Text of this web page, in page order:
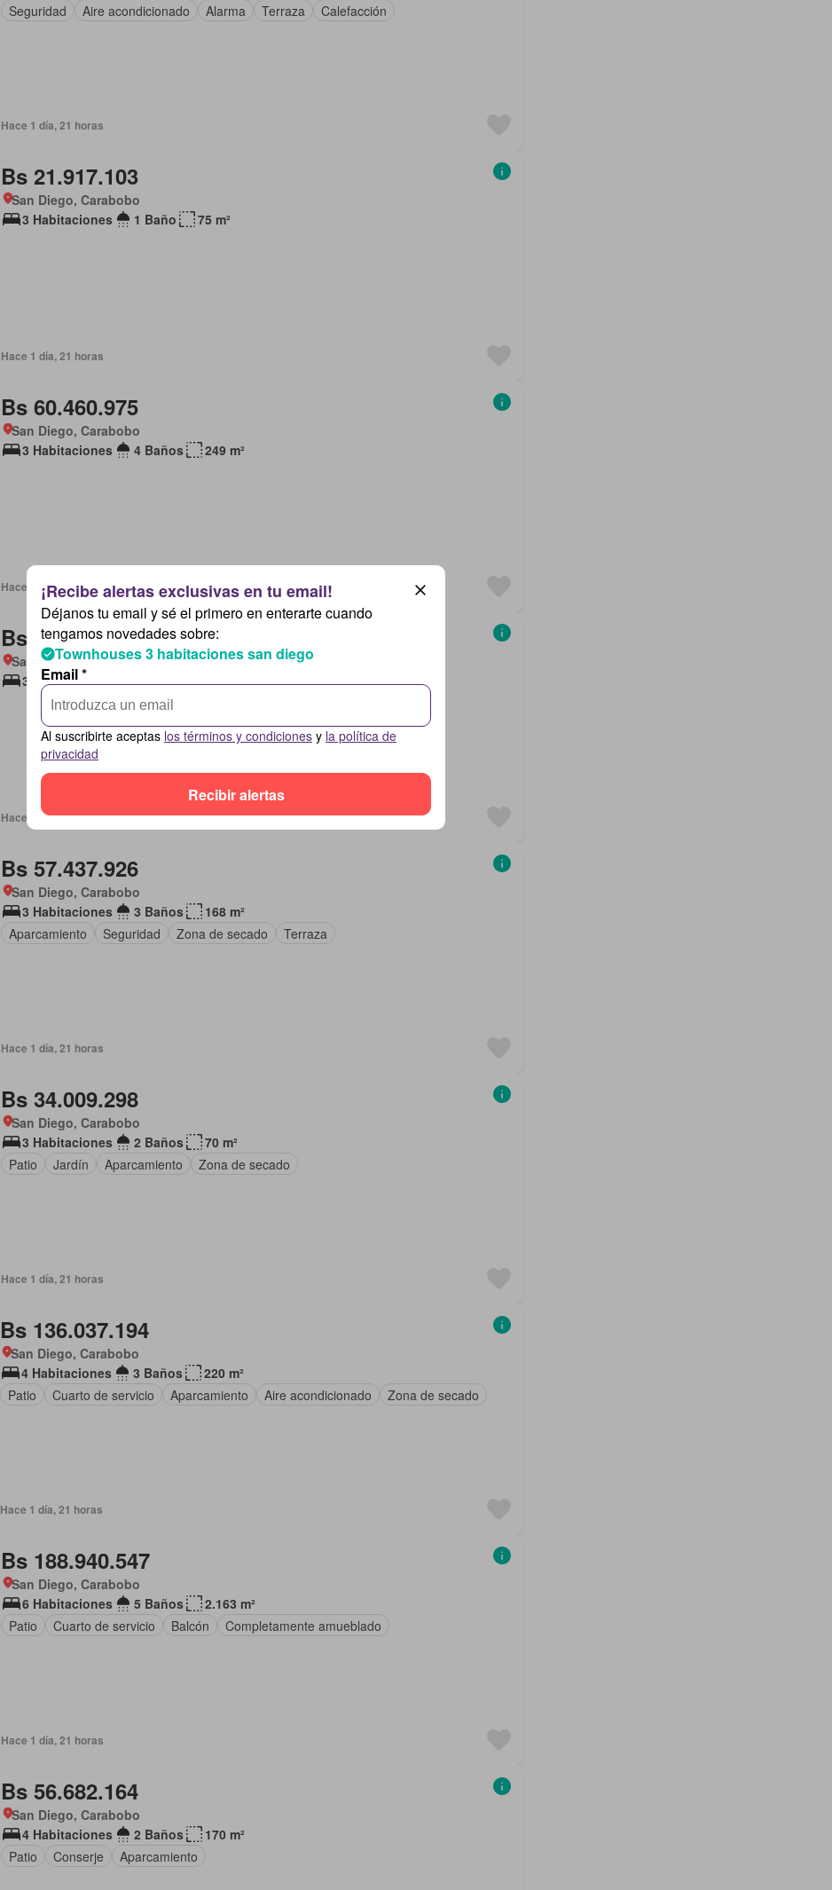
Seguridad
Aire acondicionado Alarma Terraza Calefacción
Hace 1 día, 21 horas
Bs 21.917.103
San Diego, Carabobo
3 Habitaciones
1 Baño 75 m²
Hace 1 día, 21 horas
Bs 60.460.975
San Diego, Carabobo
3 Habitaciones
4 Baños 249 m²
Hace 1 día, 21 horas
Bs 54.414.878
San Diego, Carabobo
3 Habitaciones
2 Baños 106 m²
Hace 1 día, 21 horas
Bs 57.437.926
San Diego, Carabobo
3 Habitaciones
3 Baños
168 m²
Aparcamiento
Seguridad Zona de secado Terraza
Hace 1 día, 21 horas
Bs 34.009.298
San Diego, Carabobo
3 Habitaciones
2 Baños
70 m²
Patio
Jardín Aparcamiento Zona de secado
Hace 1 día, 21 horas
Bs 136.037.194
San Diego, Carabobo
4 Habitaciones
3 Baños
220 m²
Patio
Cuarto de servicio Aparcamiento Aire acondicionado Zona de secado
Hace 1 día, 21 horas
Bs 188.940.547
San Diego, Carabobo
6 Habitaciones
5 Baños
2.163 m²
Patio
Cuarto de servicio Balcón Completamente amueblado
Hace 1 día, 21 horas
Bs 56.682.164
San Diego, Carabobo
4 Habitaciones
2 Baños
170 m²
Patio
Conserje Aparcamiento
Déjanos tu email y sé el primero en enterarte cuando
tengamos novedades sobre:
Townhouses 3 habitaciones san diego
Email *
Al suscribirte aceptas los términos y condiciones y la política de
privacidad
Recibir alertas